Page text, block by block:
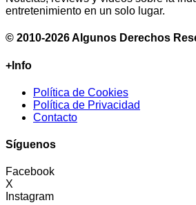
entretenimiento en un solo lugar.
© 2010-2026 Algunos Derechos
+Info
Política de Cookies
Política de Privacidad
Contacto
Síguenos
Facebook
X
Instagram